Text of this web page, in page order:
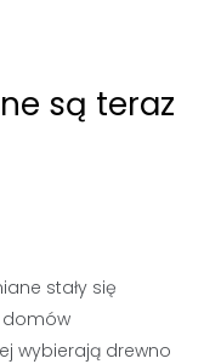
są teraz
stały się
domów
wybierają drewno